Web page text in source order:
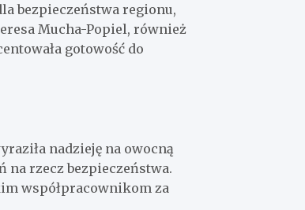
bezpieczeństwa regionu,
Mucha-Popiel, również
gotowość do
nadzieję na owocną
na rzecz bezpieczeństwa.
współpracownikom za